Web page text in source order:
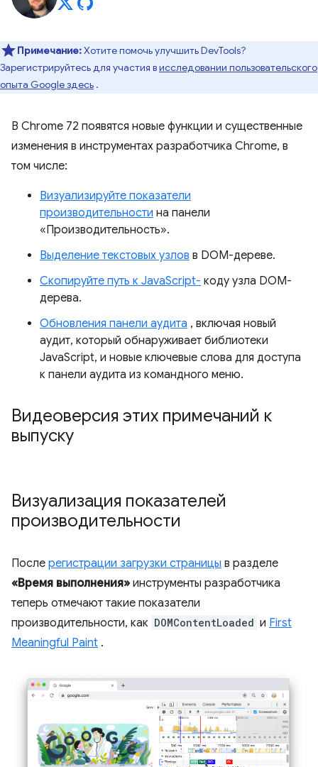
Примечание:Хотите помочь улучшить DevTools?
Зарегистрируйтесь для участия висследовании пользовательского
опыта Google здесь .
В Chrome 72 появятся новые функции и существенные
изменения в инструментах разработчика Chrome, в
том числе:
Визуализируйте показатели
производительности на панели
«Производительность».
Выделение текстовых узлов в DOM-дереве.
Скопируйте путь к JavaScript- коду узла DOM-
дерева.
Обновления панели аудита , включая новый
аудит, который обнаруживает библиотеки
JavaScript, и новые ключевые слова для доступа
к панели аудита из командного меню.
Видеоверсия этих примечаний к
выпуску
Визуализация показателей
производительности
После регистрации загрузки страницы в разделе
«Время выполнения» инструменты разработчика
теперь отмечают такие показатели
производительности, как DOMContentLoaded и First
Meaningful Paint .